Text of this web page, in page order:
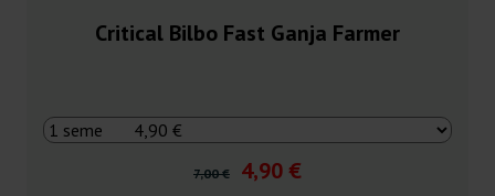
Critical Bilbo Fast Ganja Farmer
7,00 € 4,90 €